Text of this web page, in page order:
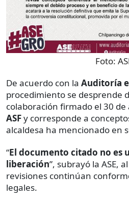
Foto:
De acuerdo con la Auditoría
procedimiento se desprende
colaboración firmado el 30 de
ASFy corresponde a
alcaldesa ha mencionado en
“El documento citado no es
liberación”, subrayó la ASE,
revisiones continúan
legales.